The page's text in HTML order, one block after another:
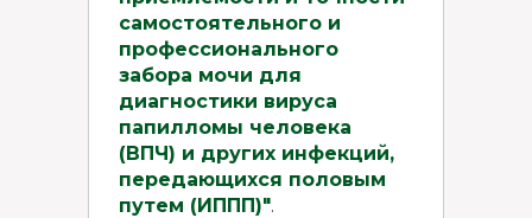
самостоятельного и
профессионального
забора мочи для
диагностики вируса
папилломы человека
(ВПЧ) и других инфекций,
передающихся половым
путем (ИППП)".